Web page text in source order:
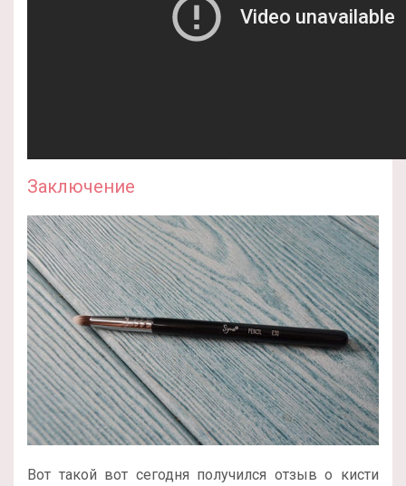
Заключение
Вот такой вот сегодня получился отзыв о кисти